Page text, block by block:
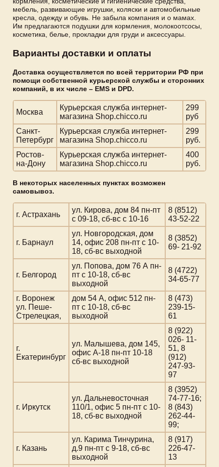
мебель, развивающие игрушки, коляски и автомобильные
кресла, одежду и обувь. Не забыла компания и о мамах.
Им предлагаются подушки для кормления, молокоотсосы,
косметика, белье, прокладки для груди и аксессуары.
Варианты доставки и оплаты
Доставка осуществляется по всей территории РФ при
помощи собственной курьерской службы и сторонних
компаний, в их числе – EMS и DPD.
Москва
Курьерская служба интернет-
магазина Shop.chicco.ru
299
руб
Санкт-
Петербург
Курьерская служба интернет-
магазина Shop.chicco.ru
299
руб.
Ростов-
на-Дону
Курьерская служба интернет-
магазина Shop.chicco.ru
400
руб.
В некоторых населенных пунктах возможен
самовывоз.
г. Астрахань
ул. Кирова, дом 84 пн-пт
с 09-18, сб-вс с 10-16
8 (8512)
43-52-22
г. Барнаул
ул. Новгородская, дом
14, офис 208 пн-пт с 10-
18, сб-вс выходной
8 (3852)
69- 21-92
г. Белгород
ул. Попова, дом 76 А пн-
пт с 10-18, сб-вс
выходной
8 (4722)
34-65-77
г. Воронеж
ул. Пеше-
Стрелецкая,
дом 54 А, офис 512 пн-
пт с 10-18, сб-вс
выходной
8 (473)
239-15-
61
г.
Екатеринбург
ул. Малышева, дом 145,
офис А-18 пн-пт 10-18
сб-вс выходной
8 (922)
026- 11-
51, 8
(912)
247-93-
97
г. Иркутск
ул. Дальневосточная
110/1, офис 5 пн-пт с 10-
18, сб-вс выходной
8 (3952)
74-77-16;
8 (843)
262-44-
99;
г. Казань
ул. Карима Тинчурина,
д.9 пн-пт с 9-18, сб-вс
выходной
8 (917)
226-47-
13